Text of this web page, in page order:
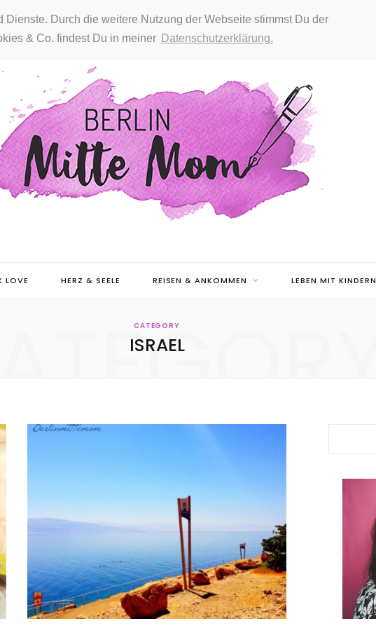
Durch die weitere Nutzung der Webseite stimmst Du der
& Co. findest Du in meiner Datenschutzerklärung.
LOVE HERZ & SEELE REISEN & ANKOMMEN LEBEN MIT KINDERN
CATEGORY
ISRAEL